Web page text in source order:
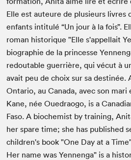
Elle est auteure de plusieurs livres
enfants intitulé “Un jour à la fois”.
roman historique "Elle s'appellait
biographie de la princesse
redoutable guerrière, qui vécut à
avait peu de choix sur sa destinée.
Ontario, au Canada, avec son mari
Kane, née Ouedraogo, is a
Faso. A biochemist by training,
her spare time; she has published
children's book "One Day at a
Her name was Yennenga" is a